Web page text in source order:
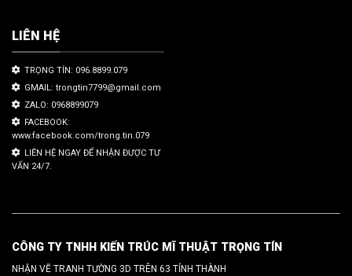
LIÊN HỆ
TRỌNG TÍN: 096.8899.079
GMAIL: trongtin7799@gmail.com
ZALO: 0968899079
FACEBOOK:
www.facebook.com/trong.tin.079
LIÊN HỆ NGAY ĐỂ NHẬN ĐƯỢC TƯ
VẤN 24/7.
CÔNG TY TNHH KIẾN TRÚC MĨ THUẬT TRỌNG TÍN
NHẬN VẼ TRANH TƯỜNG 3D TRÊN 63 TỈNH THÀNH